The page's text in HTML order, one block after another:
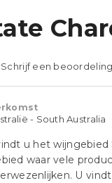
Schrijf een beoordeling
- South Australia
u het wijngebied
waar vele
U